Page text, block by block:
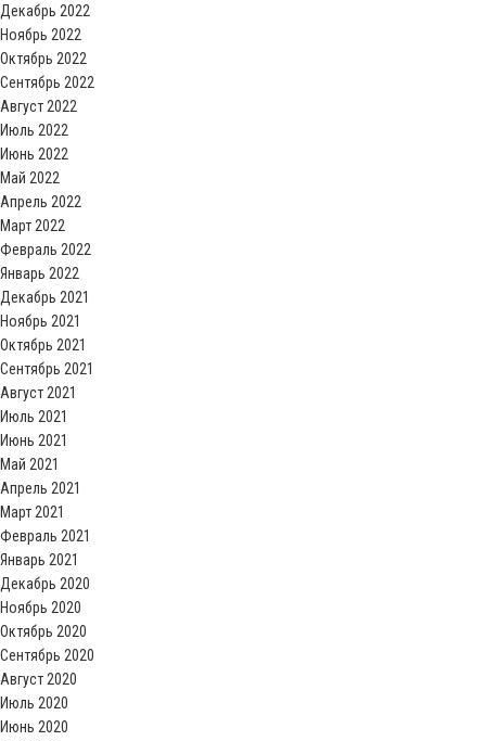
Декабрь 2022
Ноябрь 2022
Октябрь 2022
Сентябрь 2022
Август 2022
Июль 2022
Июнь 2022
Май 2022
Апрель 2022
Март 2022
Февраль 2022
Январь 2022
Декабрь 2021
Ноябрь 2021
Октябрь 2021
Сентябрь 2021
Август 2021
Июль 2021
Июнь 2021
Май 2021
Апрель 2021
Март 2021
Февраль 2021
Январь 2021
Декабрь 2020
Ноябрь 2020
Октябрь 2020
Сентябрь 2020
Август 2020
Июль 2020
Июнь 2020